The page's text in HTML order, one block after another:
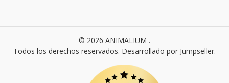
© 2026 ANIMALIUM .
Todos los derechos reservados. Desarrollado por Jumpseller.